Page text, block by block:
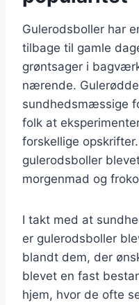
Gulerodsboller har
tilbage til gamle
grøntsager i
nærende.
sundhedsmæssige
folk at
forskellige
gulerodsboller
morgenmad og
I takt med at
er gulerodsboller
blandt dem, der
blevet en fast
hjem, hvor de ofte